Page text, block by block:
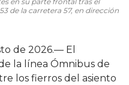
de la carretera 57, en dirección
de 2026.— El
la línea Ómnibus de
los fierros del asiento